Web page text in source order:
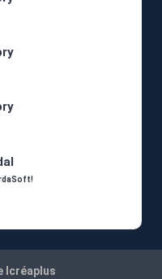
Icréaplus